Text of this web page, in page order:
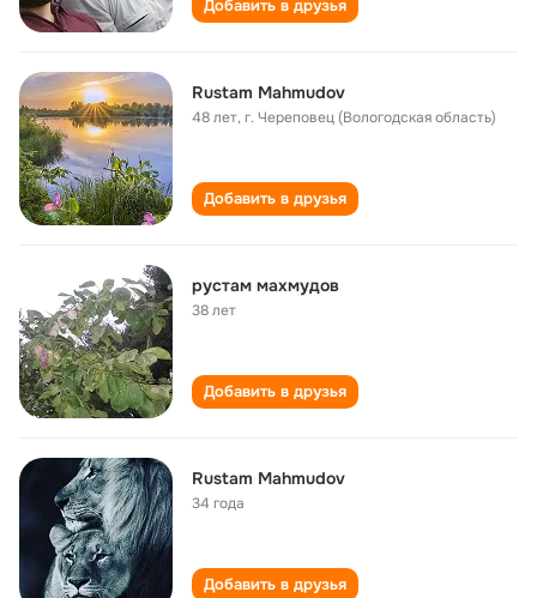
Добавить в друзья
Rustam Mahmudov
48 лет,г. Череповец (Вологодская область)
Добавить в друзья
рустам махмудов
38 лет
Добавить в друзья
Rustam Mahmudov
34 года
Добавить в друзья